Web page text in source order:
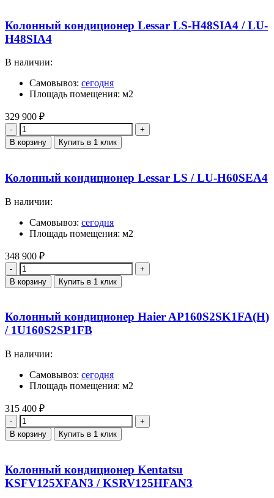
Колонный кондиционер Lessar LS-H48SIA4 / LU-
H48SIA4
В наличии:
Самовывоз: сегодня
Площадь помещения: м2
329 900 ₽
Количество
В корзину Купить в 1 клик
Колонный кондиционер Lessar LS / LU-H60SEA4
В наличии:
Самовывоз: сегодня
Площадь помещения: м2
348 900 ₽
Количество
В корзину Купить в 1 клик
Колонный кондиционер Haier AP160S2SK1FA(H)
/ 1U160S2SP1FB
В наличии:
Самовывоз: сегодня
Площадь помещения: м2
315 400 ₽
Количество
В корзину Купить в 1 клик
Колонный кондиционер Kentatsu
KSFV125XFAN3 / KSRV125HFAN3